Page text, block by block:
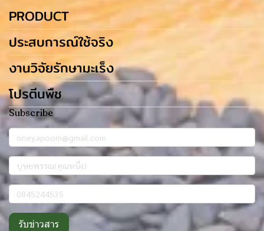
PRODUCT
ประสบการณ์ใช้จริง
งานวิจัยรักษามะเร็ง
โปรตีนพืช
Subscribe
รับข่าวสาร